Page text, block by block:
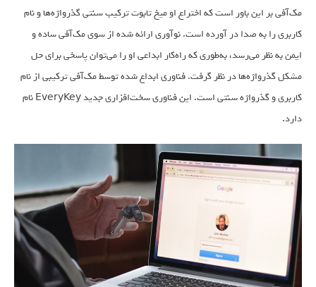
مک‌آفی بر این باور است که اختراع او میخ تابوت ترکیب سنتی گذرواژه‌ها و نام
کاربری را به صدا در آورده است. نوآوری ارائه شده از سوی مک‌آفی ساده و
ایمن به نظر می‌رسد، به‌طوری که راه‌کار ابداعی او را می‌‌توان پاسخی برای حل
مشکل گذرواژه‌ها در نظر گرفت. فناوری ابداع شده توسط مک‌آفی ترکیبی از نام
کاربری و گذرواژه‌ سنتی است. این فناوری سخت‌افزاری جدید EveryKey نام
دارد.